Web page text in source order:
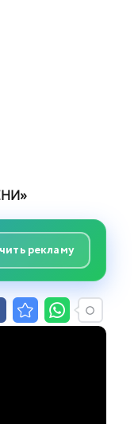
рекламу